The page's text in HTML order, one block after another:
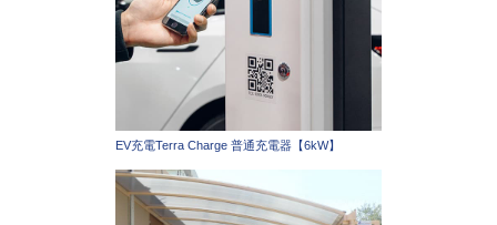
EV充電Terra Charge 普通充電器【6kW】